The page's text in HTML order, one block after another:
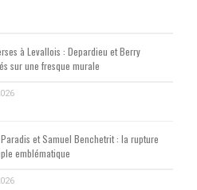
à Levallois : Depardieu et Berry
sur une fresque murale
Paradis et Samuel Benchetrit : la rupture
emblématique